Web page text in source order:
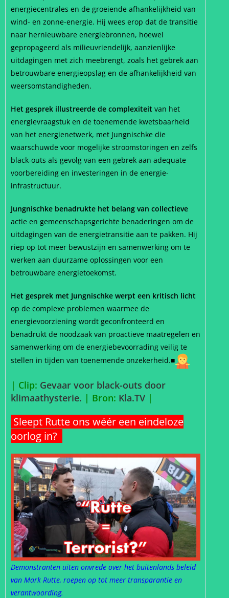
energiecentrales en de groeiende afhankelijkheid van
wind- en zonne-energie. Hij wees erop dat de transitie
naar hernieuwbare energiebronnen, hoewel
gepropageerd als milieuvriendelijk, aanzienlijke
uitdagingen met zich meebrengt, zoals het gebrek aan
betrouwbare energieopslag en de afhankelijkheid van
weersomstandigheden.
Het gesprek illustreerde de complexiteit van het
energievraagstuk en de toenemende kwetsbaarheid
van het energienetwerk, met Jungnischke die
waarschuwde voor mogelijke stroomstoringen en zelfs
black-outs als gevolg van een gebrek aan adequate
voorbereiding en investeringen in de energie-
infrastructuur.
Jungnischke benadrukte het belang van collectieve
actie en gemeenschapsgerichte benaderingen om de
uitdagingen van de energietransitie aan te pakken. Hij
riep op tot meer bewustzijn en samenwerking om te
werken aan duurzame oplossingen voor een
betrouwbare energietoekomst.
Het gesprek met Jungnischke werpt een kritisch licht
op de complexe problemen waarmee de
energievoorziening wordt geconfronteerd en
benadrukt de noodzaak van proactieve maatregelen en
samenwerking om de energiebevoorrading veilig te
stellen in tijden van toenemende onzekerheid.■
| Clip: Gevaar voor black-outs door
klimaathysterie. | Bron: Kla.TV |
Sleept Rutte ons wéér een eindeloze
oorlog in?
Demonstranten uiten onvrede over het buitenlands beleid
van Mark Rutte, roepen op tot meer transparantie en
verantwoording.